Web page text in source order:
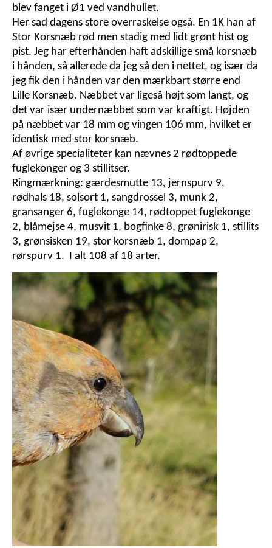
blev fanget i Ø1 ved vandhullet.
Her sad dagens store overraskelse også. En 1K han af
Stor Korsnæb rød men stadig med lidt grønt hist og
pist. Jeg har efterhånden haft adskillige små korsnæb
i hånden, så allerede da jeg så den i nettet, og især da
jeg fik den i hånden var den mærkbart større end
Lille Korsnæb. Næbbet var ligeså højt som langt, og
det var især undernæbbet som var kraftigt. Højden
på næbbet var 18 mm og vingen 106 mm, hvilket er
identisk med stor korsnæb.
Af øvrige specialiteter kan nævnes 2 rødtoppede
fuglekonger og 3 stillitser.
Ringmærkning: gærdesmutte 13, jernspurv 9,
rødhals 18, solsort 1, sangdrossel 3, munk 2,
gransanger 6, fuglekonge 14, rødtoppet fuglekonge
2, blåmejse 4, musvit 1, bogfinke 8, grønirisk 1, stillits
3, grønsisken 19, stor korsnæb 1, dompap 2,
rørspurv 1.
I alt 108 af 18 arter.